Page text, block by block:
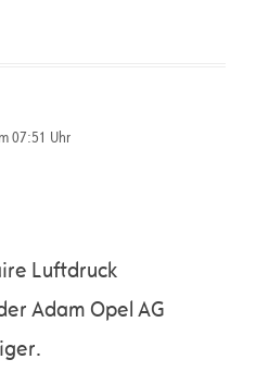
07:51 Uhr
Luftdruck
Adam Opel AG